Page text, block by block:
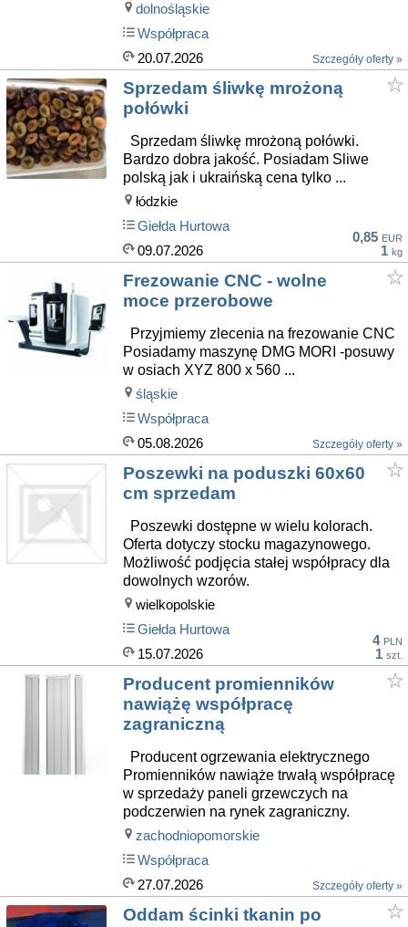
dolnośląskie
Współpraca
20.07.2026
Szczegóły oferty »
Sprzedam śliwkę mrożoną
połówki
Sprzedam śliwkę mrożoną połówki.
Bardzo dobra jakość. Posiadam Sliwe
polską jak i ukraińską cena tylko ...
łódzkie
Giełda Hurtowa
09.07.2026
0,85 EUR
1 kg
Frezowanie CNC - wolne
moce przerobowe
Przyjmiemy zlecenia na frezowanie CNC
Posiadamy maszynę DMG MORI -posuwy
w osiach XYZ 800 x 560 ...
śląskie
Współpraca
05.08.2026
Szczegóły oferty »
Poszewki na poduszki 60x60
cm sprzedam
Poszewki dostępne w wielu kolorach.
Oferta dotyczy stocku magazynowego.
Możliwość podjęcia stałej współpracy dla
dowolnych wzorów.
wielkopolskie
Giełda Hurtowa
15.07.2026
4 PLN
1 szt.
Producent promienników
nawiążę współpracę
zagraniczną
Producent ogrzewania elektrycznego
Promienników nawiąże trwałą współpracę
w sprzedaży paneli grzewczych na
podczerwien na rynek zagraniczny.
zachodniopomorskie
Współpraca
27.07.2026
Szczegóły oferty »
Oddam ścinki tkanin po